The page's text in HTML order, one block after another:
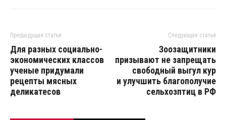
Предыдущая статья
Для разных социально-
экономических классов
ученые придумали
рецепты мясных
деликатесов
Следующая статья
Зоозащитники
призывают не запрещать
свободный выгул кур
и улучшить благополучие
сельхозптиц в РФ